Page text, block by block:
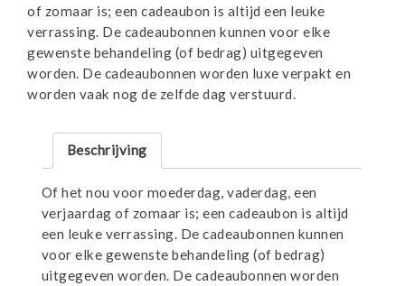
of zomaar is; een cadeaubon is altijd een leuke
verrassing. De cadeaubonnen kunnen voor elke
gewenste behandeling (of bedrag) uitgegeven
worden. De cadeaubonnen worden luxe verpakt en
worden vaak nog de zelfde dag verstuurd.
Beschrijving
Of het nou voor moederdag, vaderdag, een
verjaardag of zomaar is; een cadeaubon is altijd
een leuke verrassing. De cadeaubonnen kunnen
voor elke gewenste behandeling (of bedrag)
uitgegeven worden. De cadeaubonnen worden